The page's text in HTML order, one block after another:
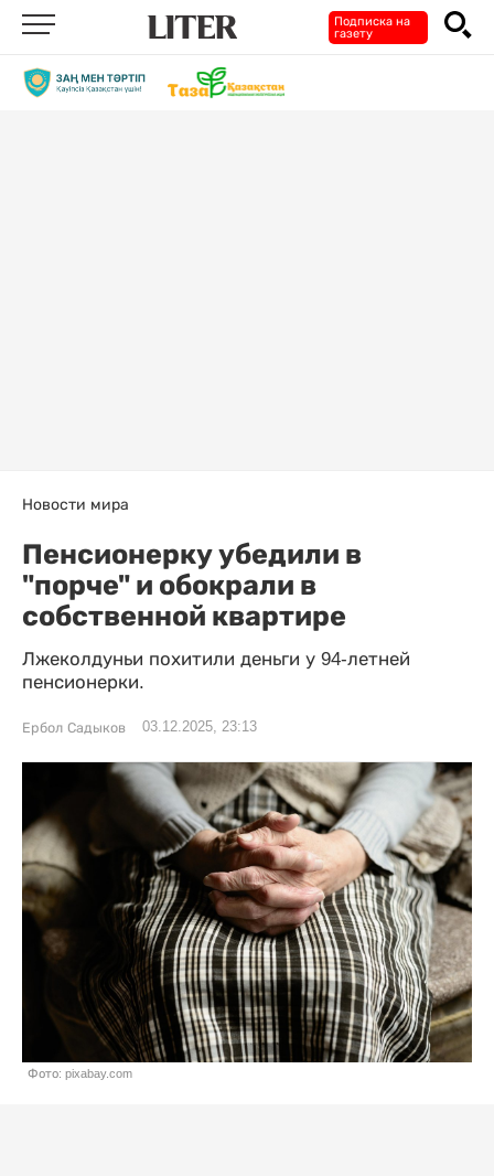
Подписка на
газету
Новости мира
Пенсионерку убедили в
"порче" и обокрали в
собственной квартире
Лжеколдуньи похитили деньги у 94-летней
пенсионерки.
Ербол Садыков 03.12.2025, 23:13
Фото: pixabay.com